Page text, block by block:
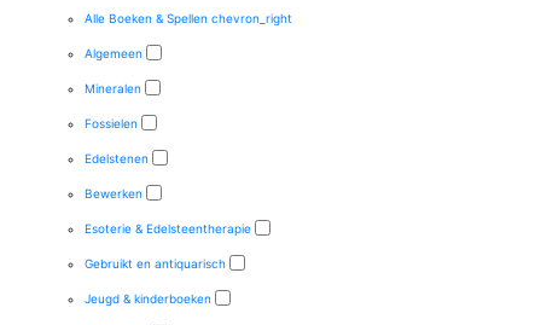
Alle Boeken & Spellen chevron_right
Algemeen
Mineralen
Fossielen
Edelstenen
Bewerken
Esoterie & Edelsteentherapie
Gebruikt en antiquarisch
Jeugd & kinderboeken